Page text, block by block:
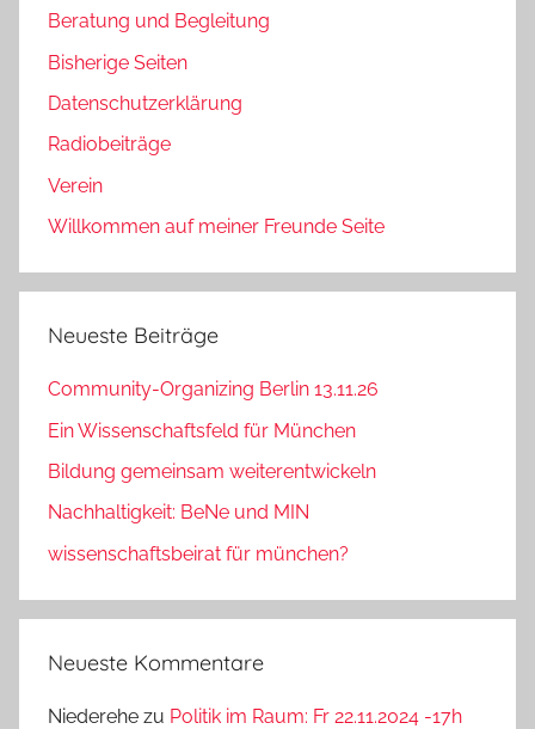
Beratung und Begleitung
Bisherige Seiten
Datenschutzerklärung
Radiobeiträge
Verein
Willkommen auf meiner Freunde Seite
Neueste Beiträge
Community-Organizing Berlin 13.11.26
Ein Wissenschaftsfeld für München
Bildung gemeinsam weiterentwickeln
Nachhaltigkeit: BeNe und MIN
wissenschaftsbeirat für münchen?
Neueste Kommentare
Niederehe zu Politik im Raum: Fr 22.11.2024 -17h